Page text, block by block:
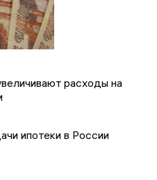
расходы на
ипотеки в России